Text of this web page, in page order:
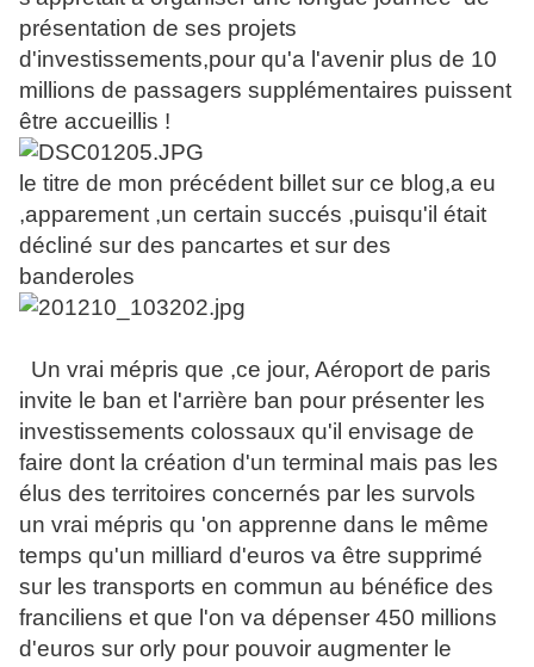
présentation de ses projets
d'investissements,pour qu'a l'avenir plus de 10
millions de passagers supplémentaires puissent
être accueillis !
le titre de mon précédent billet sur ce blog,a eu
,apparement ,un certain succés ,puisqu'il était
décliné sur des pancartes et sur des
banderoles
Un vrai mépris que ,ce jour, Aéroport de paris
invite le ban et l'arrière ban pour présenter les
investissements colossaux qu'il envisage de
faire dont la création d'un terminal mais pas les
élus des territoires concernés par les survols
un vrai mépris qu 'on apprenne dans le même
temps qu'un milliard d'euros va être supprimé
sur les transports en commun au bénéfice des
franciliens et que l'on va dépenser 450 millions
d'euros sur orly pour pouvoir augmenter le